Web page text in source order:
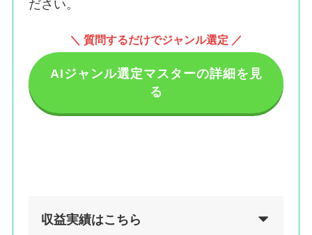
ださい。
＼ 質問するだけでジャンル選定 ／
AIジャンル選定マスターの詳細を見
る
収益実績はこちら